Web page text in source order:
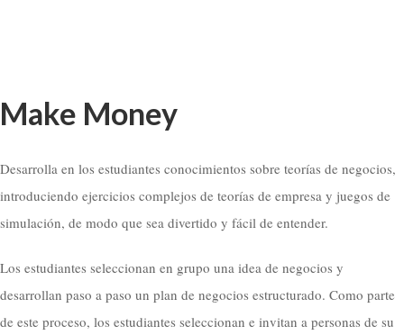
Make Money
Desarrolla en los estudiantes conocimientos sobre teorías de negocios,
introduciendo ejercicios complejos de teorías de empresa y juegos de
simulación, de modo que sea divertido y fácil de entender.
Los estudiantes seleccionan en grupo una idea de negocios y
desarrollan paso a paso un plan de negocios estructurado. Como parte
de este proceso, los estudiantes seleccionan e invitan a personas de su